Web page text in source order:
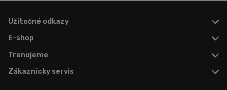
Užitočné odkazy
E-shop
Trenujeme
Zákaznícky servis